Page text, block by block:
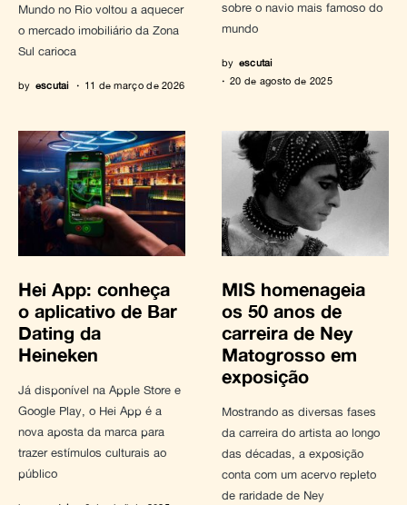
Mundo no Rio voltou a aquecer
o mercado imobiliário da Zona
Sul carioca
by escutai 11 de março de 2026
sobre o navio mais famoso do
mundo
by escutai
20 de agosto de 2025
Hei App: conheça
o aplicativo de Bar
Dating da
Heineken
Já disponível na Apple Store e
Google Play, o Hei App é a
nova aposta da marca para
trazer estímulos culturais ao
público
MIS homenageia
os 50 anos de
carreira de Ney
Matogrosso em
exposição
Mostrando as diversas fases
da carreira do artista ao longo
das décadas, a exposição
conta com um acervo repleto
de raridade de Ney